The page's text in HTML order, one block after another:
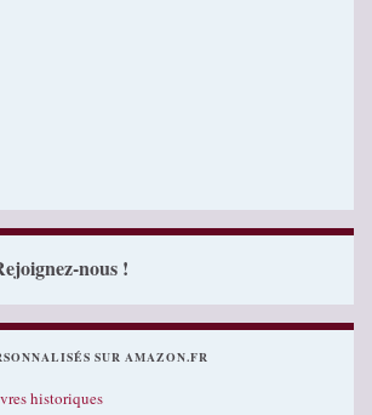
nous !
SUR AMAZON.FR
historiques